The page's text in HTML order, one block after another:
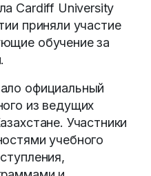
Cardiff University
приняли участие
обучение за
официальный
из ведущих
Участники
учебного